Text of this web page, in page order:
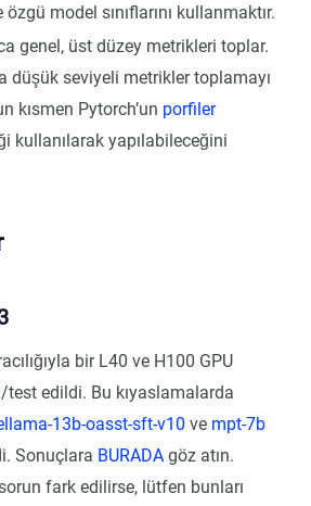
özgü model sınıflarını kullanmaktır.
genel, üst düzey metrikleri toplar.
düşük seviyeli metrikler toplamayı
kısmen Pytorch’un porfiler
kullanılarak yapılabileceğini
bir L40 ve H100 GPU
test edildi. Bu kıyaslamalarda
13b-oasst-sft-v10 ve mpt-7b
Sonuçlara BURADA göz atın.
fark edilirse, lütfen bunları